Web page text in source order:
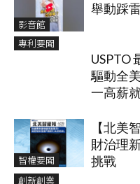
影音館
舉動踩
專利要聞
USPTO
驅動全
一高薪
智權要聞
【北美
財治理
挑戰
創新創業